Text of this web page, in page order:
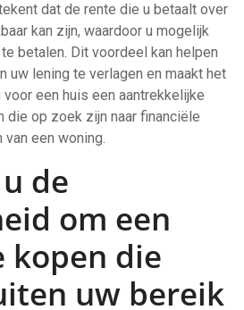
dat de rente die u betaalt over
kan zijn, waardoor u mogelijk
betalen. Dit voordeel kan helpen
uw lening te verlagen en maakt het
voor een huis een aantrekkelijke
die op zoek zijn naar financiële
een woning.
de
om een
kopen die
uw bereik